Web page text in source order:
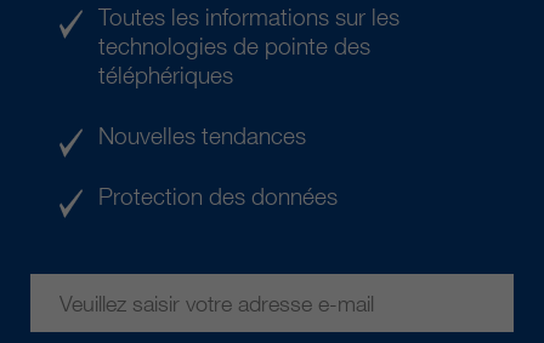
Toutes les informations sur les
technologies de pointe des
téléphériques
Nouvelles tendances
Protection des données